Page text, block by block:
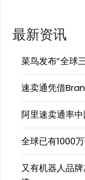
最新资讯
菜鸟发布”全球
速卖通凭借
阿里速卖通率
全球已有1000
又有机器人品